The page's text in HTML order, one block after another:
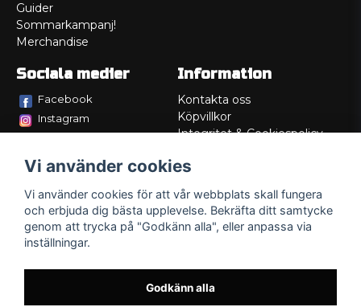
Guider
Sommarkampanj!
Merchandise
Sociala medier
Facebook
Instagram
Information
Kontakta oss
Köpvillkor
Integritet & Cookiespolicy
Service/Garanti
Lådritning
Om oss
Vi använder cookies
Vi använder cookies för att vår webbplats skall fungera
och erbjuda dig bästa upplevelse. Bekräfta ditt samtycke
genom att trycka på "Godkänn alla", eller anpassa via
inställningar.
Godkänn alla